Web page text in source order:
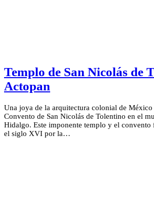
Templo de San Nicolás de
Actopan
Una joya de la arquitectura colonial de
Convento de San Nicolás de Tolentino en el
Hidalgo. Este imponente templo y el convento
el siglo XVI por la…